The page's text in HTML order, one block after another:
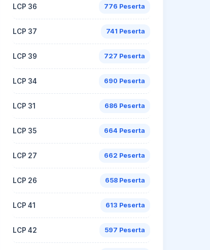
LCP 36 776 Peserta
LCP 37 741 Peserta
LCP 39 727 Peserta
LCP 34 690 Peserta
LCP 31 686 Peserta
LCP 35 664 Peserta
LCP 27 662 Peserta
LCP 26 658 Peserta
LCP 41 613 Peserta
LCP 42 597 Peserta